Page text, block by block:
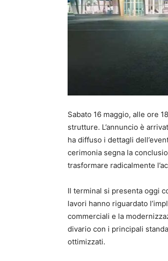
Sabato 16 maggio, alle ore
strutture. L’annuncio è
ha diffuso i dettagli
cerimonia segna la
trasformare radicalmente
Il terminal si presenta oggi
lavori hanno riguardato
commerciali e la
divario con i principali
ottimizzati.